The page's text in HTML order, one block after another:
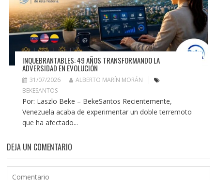
INQUEBRANTABLES: 49 AÑOS TRANSFORMANDO LA
ADVERSIDAD EN EVOLUCIÓN
31/07/2026
ALBERTO MARÍN MORÁN
BEKESANTOS
Por: Laszlo Beke – BekeSantos Recientemente,
Venezuela acaba de experimentar un doble terremoto
que ha afectado...
DEJA UN COMENTARIO